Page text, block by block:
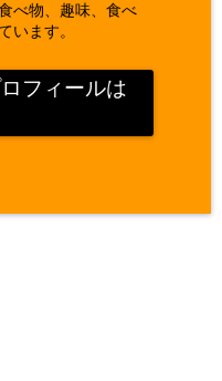
べ物、趣味、食べ
います。
フィールは